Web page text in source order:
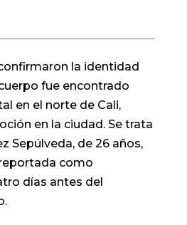
la identidad
fue encontrado
en el norte de Cali,
en la ciudad. Se trata
Sepúlveda, de 26 años,
como
días antes del